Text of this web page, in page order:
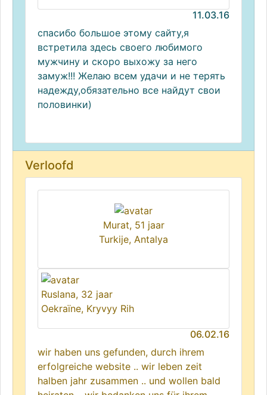
11.03.16
спасибо большое этому сайту,я
встретила здесь своего любимого
мужчину и скоро выхожу за него
замуж!!! Желаю всем удачи и не терять
надежду,обязательно все найдут свои
половинки)
Verloofd
Murat, 51 jaar
Turkije, Antalya
Ruslana, 32 jaar
Oekraïne, Kryvyy Rih
06.02.16
wir haben uns gefunden, durch ihrem
erfolgreiche website .. wir leben zeit
halben jahr zusammen .. und wollen bald